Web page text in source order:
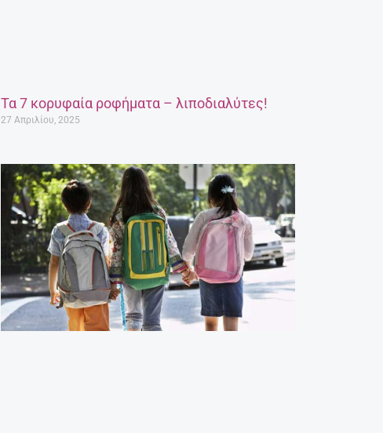
Τα 7 κορυφαία ροφήματα – λιποδιαλύτες!
27 Απριλίου, 2025